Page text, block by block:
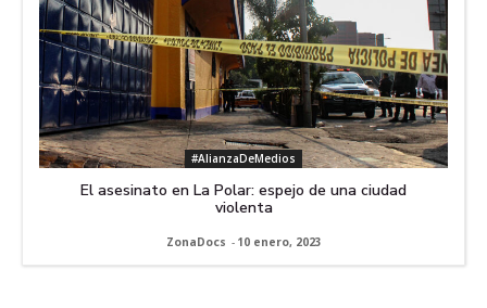
#AlianzaDeMedios
El asesinato en La Polar: espejo de una ciudad
violenta
ZonaDocs - 10 enero, 2023